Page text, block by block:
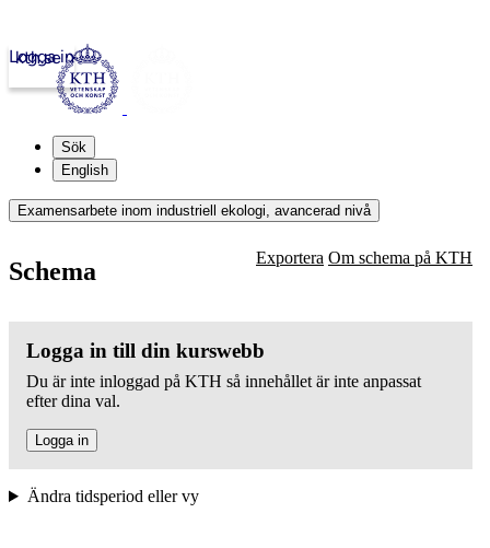
kth.se
Logga in
Sök
English
Examensarbete inom industriell ekologi, avancerad nivå
Schema Exportera Om schema på KTH
Logga in till din kurswebb
Du är inte inloggad på KTH så innehållet är inte anpassat
efter dina val.
Logga in
Ändra tidsperiod eller vy